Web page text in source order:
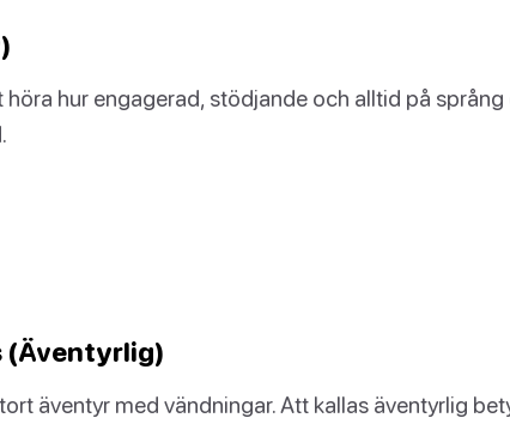
höra hur engagerad, stödjande och alltid på språng
(Äventyrlig)
äventyr med vändningar. Att kallas äventyrlig